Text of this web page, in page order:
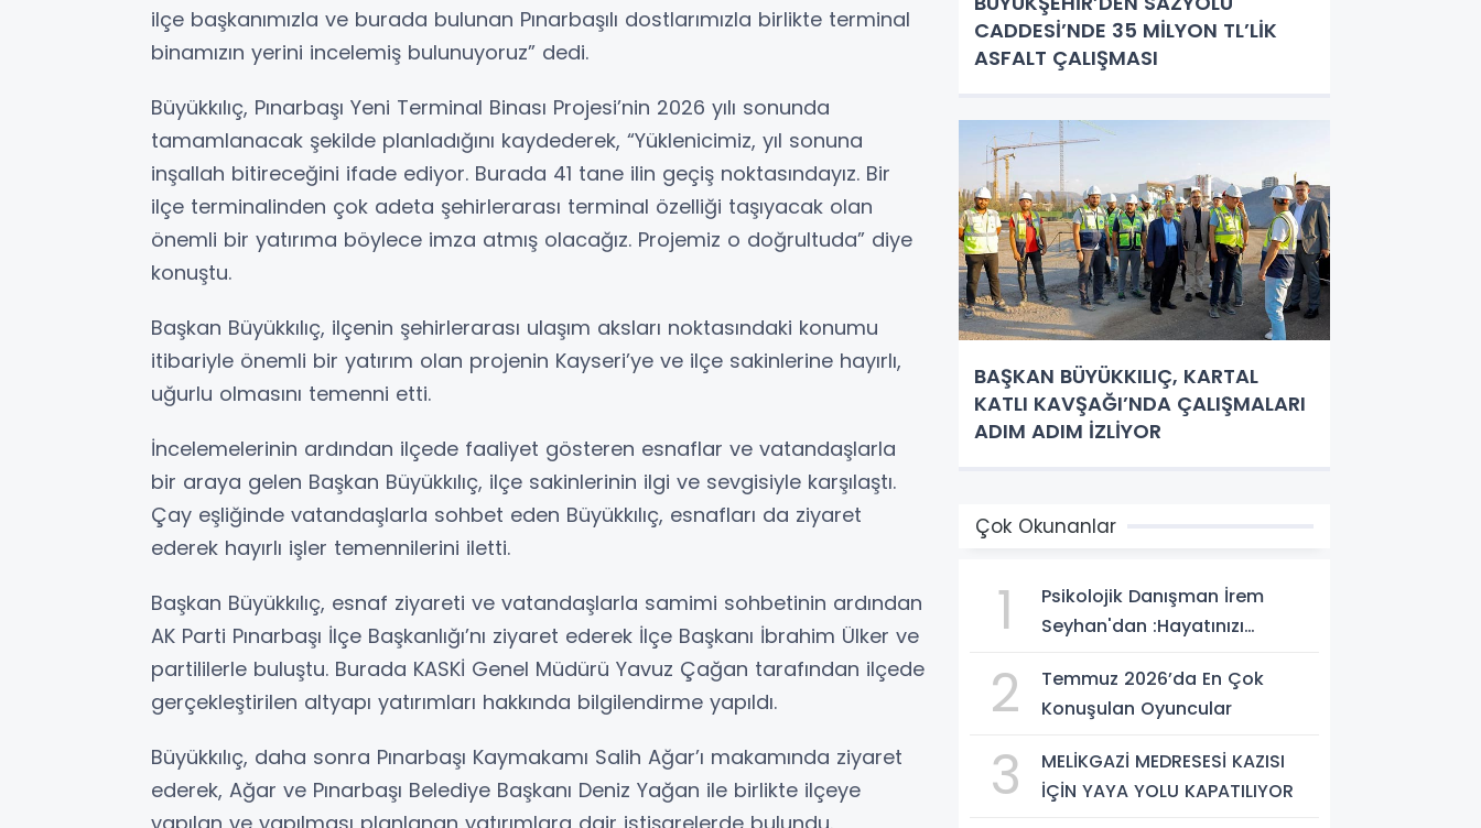
ilçe başkanımızla ve burada bulunan Pınarbaşılı dostlarımızla birlikte terminal
binamızın yerini incelemiş bulunuyoruz” dedi.
Büyükkılıç, Pınarbaşı Yeni Terminal Binası Projesi’nin 2026 yılı sonunda
tamamlanacak şekilde planladığını kaydederek, “Yüklenicimiz, yıl sonuna
inşallah bitireceğini ifade ediyor. Burada 41 tane ilin geçiş noktasındayız. Bir
ilçe terminalinden çok adeta şehirlerarası terminal özelliği taşıyacak olan
önemli bir yatırıma böylece imza atmış olacağız. Projemiz o doğrultuda” diye
konuştu.
Başkan Büyükkılıç, ilçenin şehirlerarası ulaşım aksları noktasındaki konumu
itibariyle önemli bir yatırım olan projenin Kayseri’ye ve ilçe sakinlerine hayırlı,
uğurlu olmasını temenni etti.
İncelemelerinin ardından ilçede faaliyet gösteren esnaflar ve vatandaşlarla
bir araya gelen Başkan Büyükkılıç, ilçe sakinlerinin ilgi ve sevgisiyle karşılaştı.
Çay eşliğinde vatandaşlarla sohbet eden Büyükkılıç, esnafları da ziyaret
ederek hayırlı işler temennilerini iletti.
Başkan Büyükkılıç, esnaf ziyareti ve vatandaşlarla samimi sohbetinin ardından
AK Parti Pınarbaşı İlçe Başkanlığı’nı ziyaret ederek İlçe Başkanı İbrahim Ülker ve
partililerle buluştu. Burada KASKİ Genel Müdürü Yavuz Çağan tarafından ilçede
gerçekleştirilen altyapı yatırımları hakkında bilgilendirme yapıldı.
Büyükkılıç, daha sonra Pınarbaşı Kaymakamı Salih Ağar’ı makamında ziyaret
ederek, Ağar ve Pınarbaşı Belediye Başkanı Deniz Yağan ile birlikte ilçeye
CADDESİ’NDE 35 MİLYON TL’LİK
ASFALT ÇALIŞMASI
BAŞKAN BÜYÜKKILIÇ, KARTAL
KATLI KAVŞAĞI’NDA ÇALIŞMALARI
ADIM ADIM İZLİYOR
Çok Okunanlar
1
Psikolojik Danışman İrem
Seyhan'dan :Hayatınızı
Potansiyelinizi Keşfetmek İçin
İlk Adımı Atın!
2
Temmuz 2026’da En Çok
Konuşulan Oyuncular
3
MELİKGAZİ MEDRESESİ KAZISI
İÇİN YAYA YOLU KAPATILIYOR